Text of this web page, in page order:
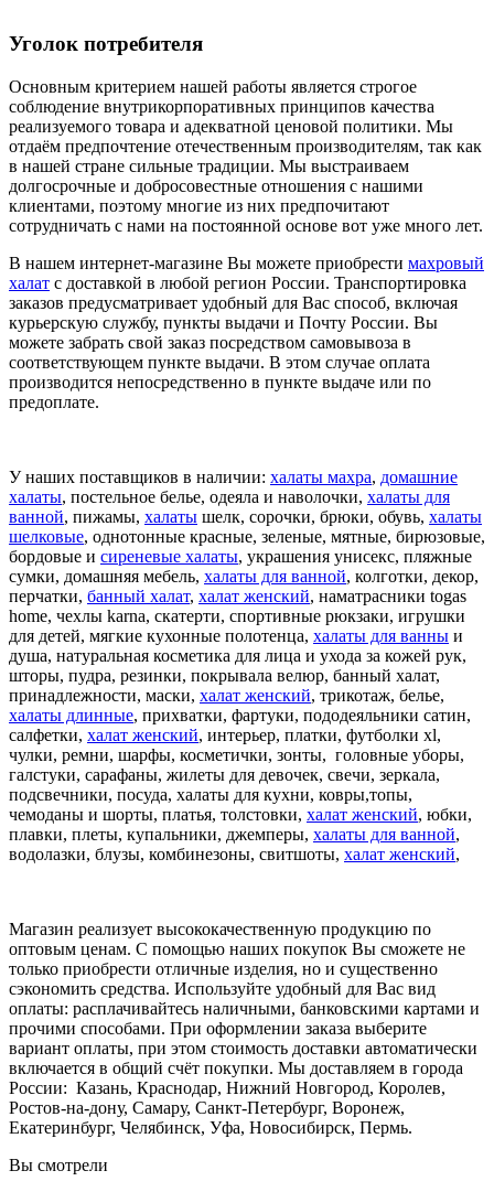
Уголок потребителя
Основным критерием нашей работы является строгое
соблюдение внутрикорпоративных принципов качества
реализуемого товара и адекватной ценовой политики. Мы
отдаём предпочтение отечественным производителям, так как
в нашей стране сильные традиции. Мы выстраиваем
долгосрочные и добросовестные отношения с нашими
клиентами, поэтому многие из них предпочитают
сотрудничать с нами на постоянной основе вот уже много лет.
В нашем интернет-магазине Вы можете приобрести махровый
халат с доставкой в любой регион России. Транспортировка
заказов предусматривает удобный для Вас способ, включая
курьерскую службу, пункты выдачи и Почту России. Вы
можете забрать свой заказ посредством самовывоза в
соответствующем пункте выдачи. В этом случае оплата
производится непосредственно в пункте выдаче или по
предоплате.
У наших поставщиков в наличии: халаты махра, домашние
халаты, постельное белье, одеяла и наволочки, халаты для
ванной, пижамы, халаты шелк, сорочки, брюки, обувь, халаты
шелковые, однотонные красные, зеленые, мятные, бирюзовые,
бордовые и сиреневые халаты, украшения унисекс, пляжные
сумки, домашняя мебель, халаты для ванной, колготки, декор,
перчатки, банный халат, халат женский, наматрасники togas
home, чехлы karna, скатерти, спортивные рюкзаки, игрушки
для детей, мягкие кухонные полотенца, халаты для ванны и
душа, натуральная косметика для лица и ухода за кожей рук,
шторы, пудра, резинки, покрывала велюр, банный халат,
принадлежности, маски, халат женский, трикотаж, белье,
халаты длинные, прихватки, фартуки, пододеяльники сатин,
салфетки, халат женский, интерьер, платки, футболки xl,
чулки, ремни, шарфы, косметички, зонты, головные уборы,
галстуки, сарафаны, жилеты для девочек, свечи, зеркала,
подсвечники, посуда, халаты для кухни, ковры,топы,
чемоданы и шорты, платья, толстовки, халат женский, юбки,
плавки, плеты, купальники, джемперы, халаты для ванной,
водолазки, блузы, комбинезоны, свитшоты, халат женский,
Магазин реализует высококачественную продукцию по
оптовым ценам. С помощью наших покупок Вы сможете не
только приобрести отличные изделия, но и существенно
сэкономить средства. Используйте удобный для Вас вид
оплаты: расплачивайтесь наличными, банковскими картами и
прочими способами. При оформлении заказа выберите
вариант оплаты, при этом стоимость доставки автоматически
включается в общий счёт покупки. Мы доставляем в города
России: Казань, Краснодар, Нижний Новгород, Королев,
Ростов-на-дону, Самару, Санкт-Петербург, Воронеж,
Екатеринбург, Челябинск, Уфа, Новосибирск, Пермь.
Вы смотрели